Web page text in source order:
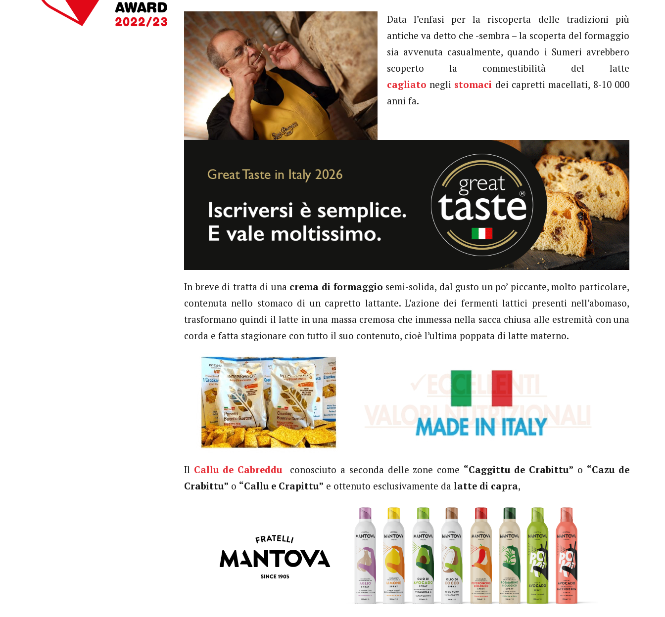
Data l’enfasi per la riscoperta delle tradizioni più
antiche va detto che -sembra – la scoperta del formaggio
sia avvenuta casualmente, quando i Sumeri avrebbero
scoperto la commestibilità del latte
cagliato negli stomaci dei capretti macellati, 8-10 000
anni fa.
In breve di tratta di una crema di formaggio semi-solida, dal gusto un po’ piccante, molto particolare,
contenuta nello stomaco di un capretto lattante. L’azione dei fermenti lattici presenti nell’abomaso,
trasformano quindi il latte in una massa cremosa che immessa nella sacca chiusa alle estremità con una
corda e fatta stagionare con tutto il suo contenuto, cioè l’ultima poppata di latte materno.
Il Callu de Cabredduconosciuto a seconda delle zone come “Caggittu de Crabittu” o “Cazu de
Crabittu” o “Callu e Crapittu” e ottenuto esclusivamente da latte di capra,